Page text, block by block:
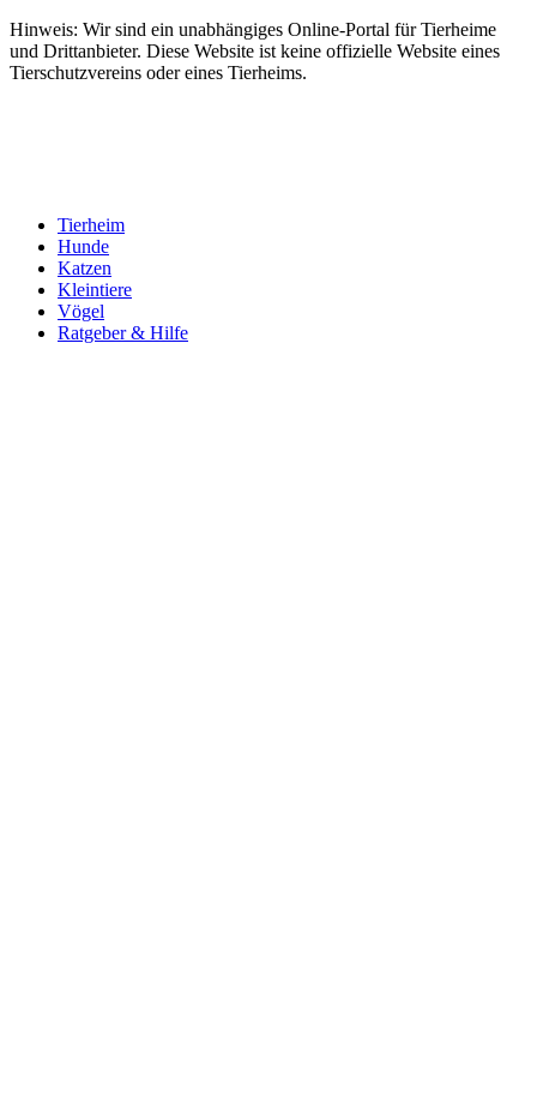
Hinweis: Wir sind ein unabhängiges Online-Portal für Tierheime
und Drittanbieter. Diese Website ist keine offizielle Website eines
Tierschutzvereins oder eines Tierheims.
Tierheim
Hunde
Katzen
Kleintiere
Vögel
Ratgeber & Hilfe